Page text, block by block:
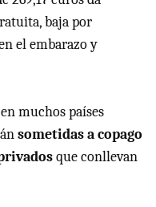
baja por
el embarazo y
muchos países
sometidas a copago
que conllevan